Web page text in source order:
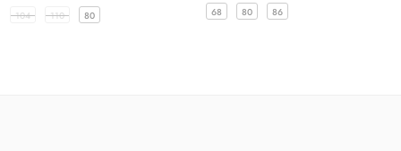
104 110 80 68 80 86